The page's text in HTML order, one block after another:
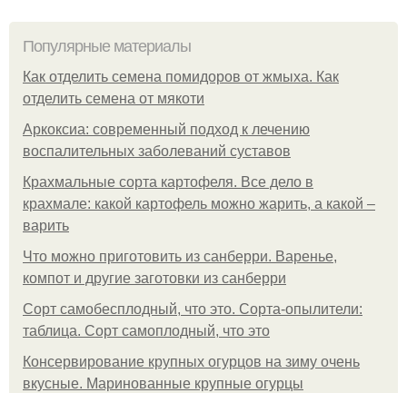
Популярные материалы
Как отделить семена помидоров от жмыха. Как
отделить семена от мякоти
Аркоксиа: современный подход к лечению
воспалительных заболеваний суставов
Крахмальные сорта картофеля. Все дело в
крахмале: какой картофель можно жарить, а какой –
варить
Что можно приготовить из санберри. Варенье,
компот и другие заготовки из санберри
Сорт самобесплодный, что это. Сорта-опылители:
таблица. Сорт самоплодный, что это
Консервирование крупных огурцов на зиму очень
вкусные. Маринованные крупные огурцы